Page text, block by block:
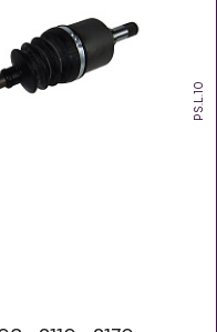
PS.L.10